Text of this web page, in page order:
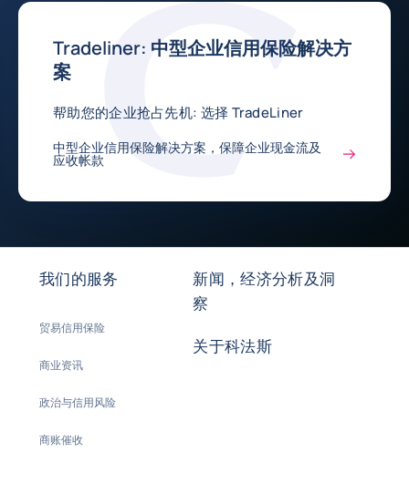
Tradeliner: 中型企业信用保险解决方
案
帮助您的企业抢占先机: 选择 TradeLiner
中型企业信用保险解决方案，保障企业现金流及
应收帐款
我们的服务
贸易信用保险
商业资讯
政治与信用风险
商账催收
新闻，经济分析及洞
察
关于科法斯